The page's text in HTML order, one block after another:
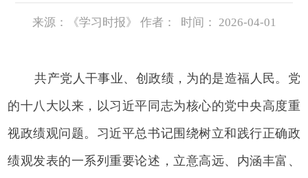
来源：《学习时报》 作者： 时间： 2026-04-01
共产党人干事业、创政绩，为的是造福人民。党
的十八大以来，以习近平同志为核心的党中央高度重
视政绩观问题。习近平总书记围绕树立和践行正确政
绩观发表的一系列重要论述，立意高远、内涵丰富、